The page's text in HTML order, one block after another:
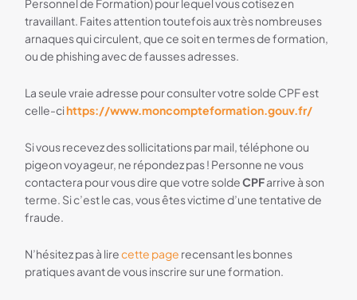
Personnel de Formation) pour lequel vous cotisez en
travaillant. Faites attention toutefois aux très nombreuses
arnaques qui circulent, que ce soit en termes de formation,
ou de phishing avec de fausses adresses.
La seule vraie adresse pour consulter votre solde CPF est
celle-cihttps://www.moncompteformation.gouv.fr/
Si vous recevez des sollicitations par mail, téléphone ou
pigeon voyageur, ne répondez pas ! Personne ne vous
contactera pour vous dire que votre soldeCPFarrive à son
terme. Si c’est le cas, vous êtes victime d’une tentative de
fraude.
N’hésitez pas à lirecette page recensant les bonnes
pratiques avant de vous inscrire sur une formation.